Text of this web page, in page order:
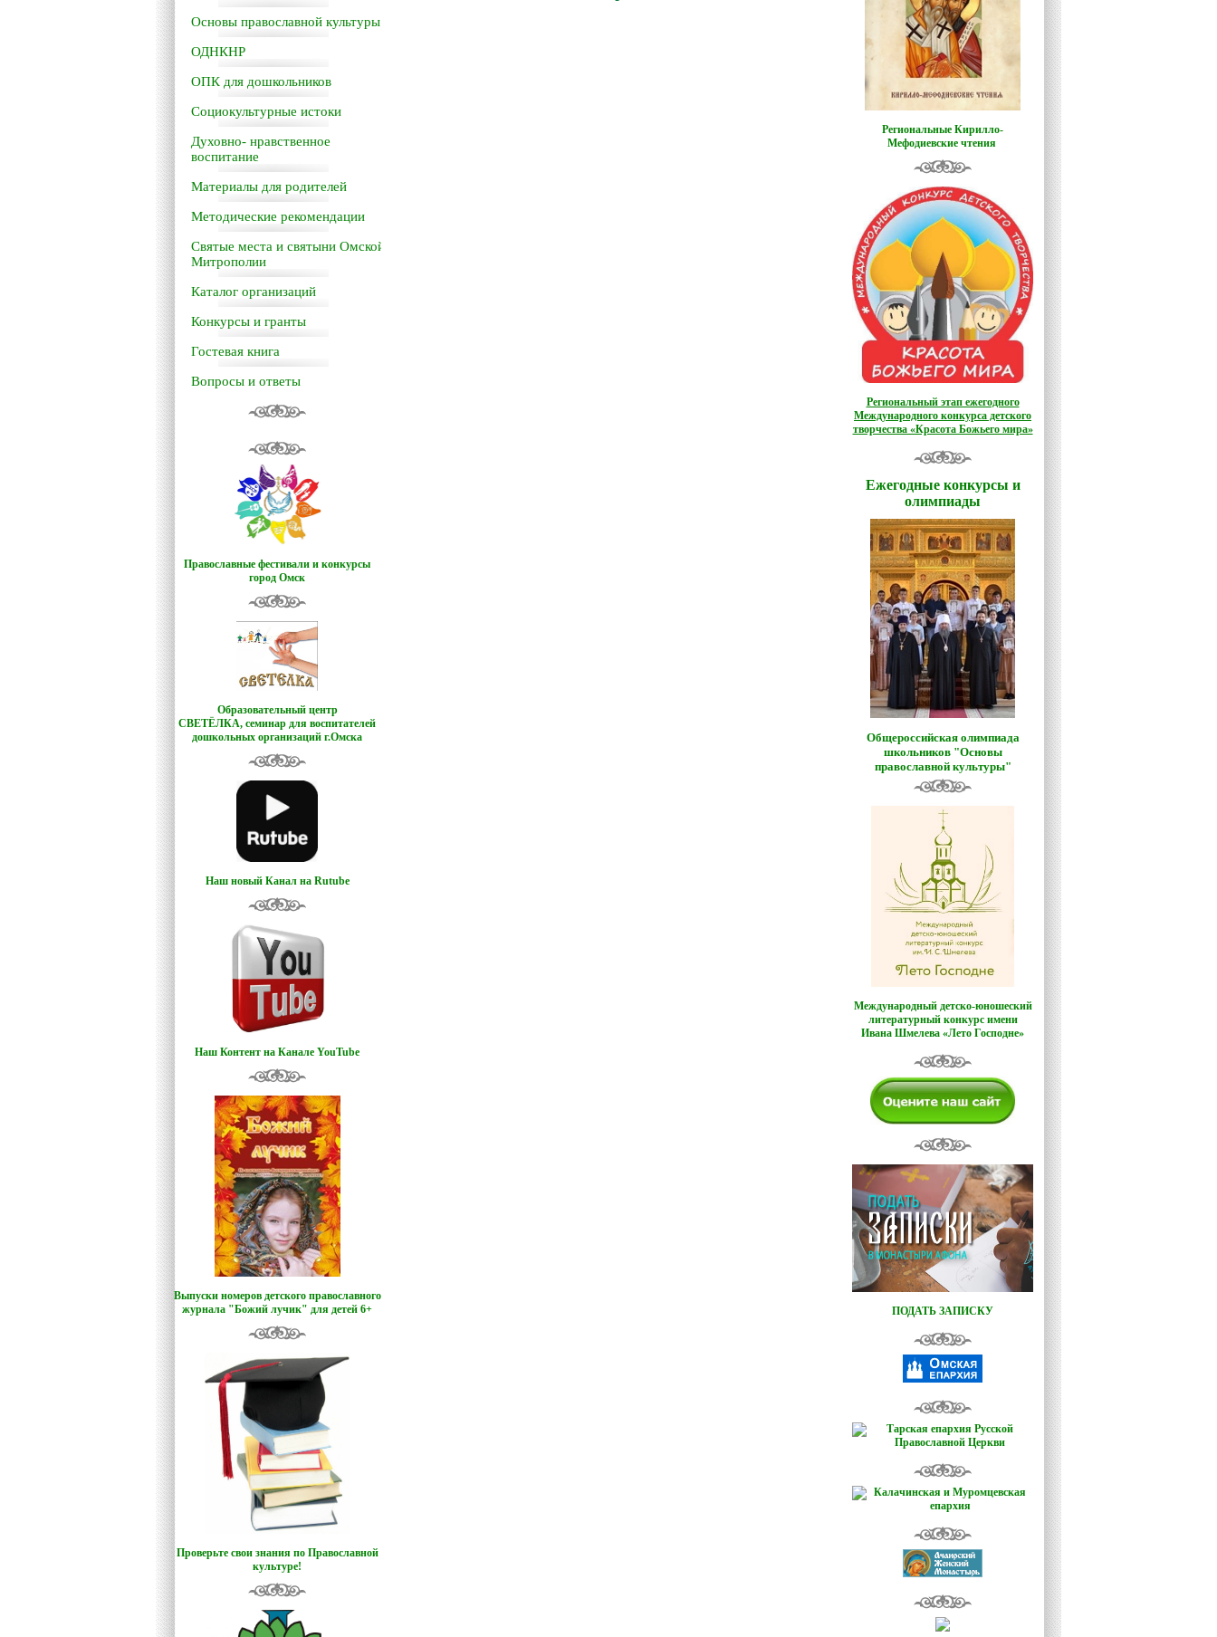
Основы православной культуры
ОДНКНР
ОПК для дошкольников
Социокультурные истоки
Духовно- нравственное
воспитание
Материалы для родителей
Методические рекомендации
Святые места и святыни Омской
Митрополии
Каталог организаций
Конкурсы и гранты
Гостевая книга
Вопросы и ответы
Православные фестивали и конкурсы
город Омск
Образовательный центр
СВЕТЁЛКА, семинар для воспитателей
дошкольных организаций г.Омска
Наш новый Канал на Rutube
Наш Контент на Канале YouTube
Выпуски номеров детского православного
журнала "Божий лучик" для детей 6+
Проверьте свои знания по Православной
культуре!
Региональные Кирилло-
Мефодиевские чтения
Региональный этап ежегодного
Международного конкурса детского
творчества «Красота Божьего мира»
Ежегодные конкурсы и
олимпиады
Общероссийская олимпиада
школьников "Основы
православной культуры"
Международный детско-юношеский
литературный конкурс имени
Ивана Шмелева «Лето Господне»
ПОДАТЬ ЗАПИСКУ